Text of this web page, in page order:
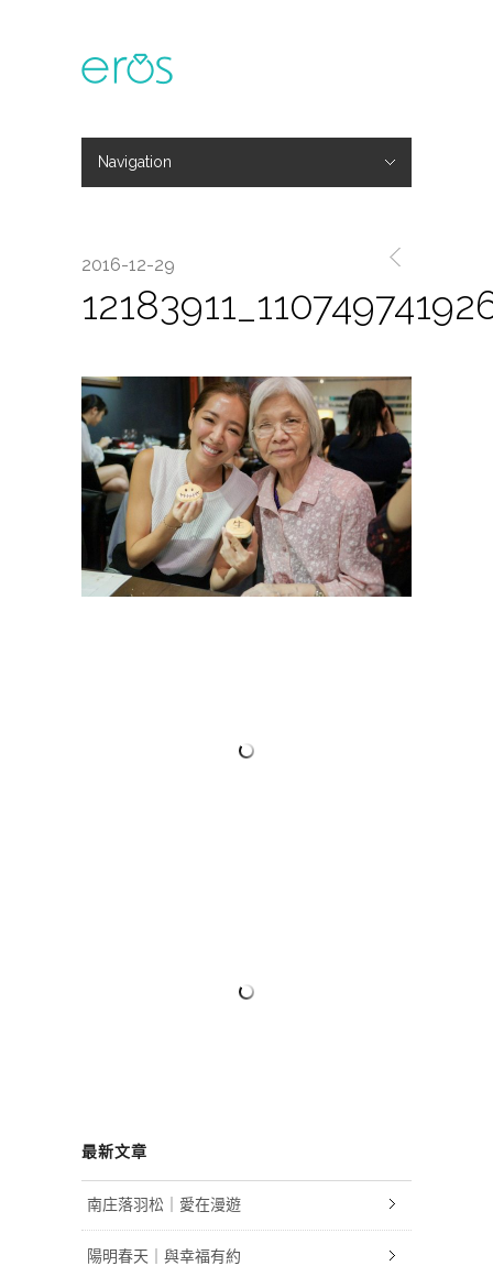
Navigation
2016-12-29
最新文章
南庄落羽松｜愛在漫遊
陽明春天｜與幸福有約